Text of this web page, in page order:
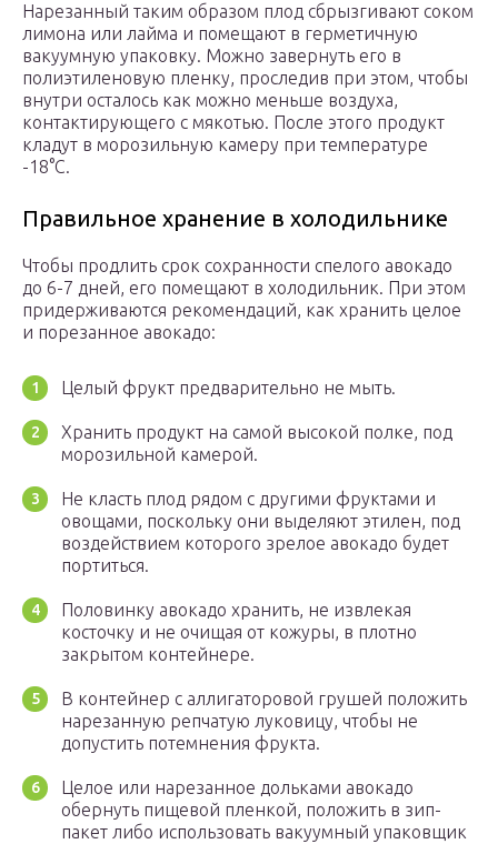
Нарезанный таким образом плод сбрызгивают соком
лимона или лайма и помещают в герметичную
вакуумную упаковку. Можно завернуть его в
полиэтиленовую пленку, проследив при этом, чтобы
внутри осталось как можно меньше воздуха,
контактирующего с мякотью. После этого продукт
кладут в морозильную камеру при температуре
-18°C.
Правильное хранение в холодильнике
Чтобы продлить срок сохранности спелого авокадо
до 6-7 дней, его помещают в холодильник. При этом
придерживаются рекомендаций, как хранить целое
и порезанное авокадо:
Целый фрукт предварительно не мыть.
Хранить продукт на самой высокой полке, под
морозильной камерой.
Не класть плод рядом с другими фруктами и
овощами, поскольку они выделяют этилен, под
воздействием которого зрелое авокадо будет
портиться.
Половинку авокадо хранить, не извлекая
косточку и не очищая от кожуры, в плотно
закрытом контейнере.
В контейнер с аллигаторовой грушей положить
нарезанную репчатую луковицу, чтобы не
допустить потемнения фрукта.
Целое или нарезанное дольками авокадо
обернуть пищевой пленкой, положить в зип-
пакет либо использовать вакуумный упаковщик